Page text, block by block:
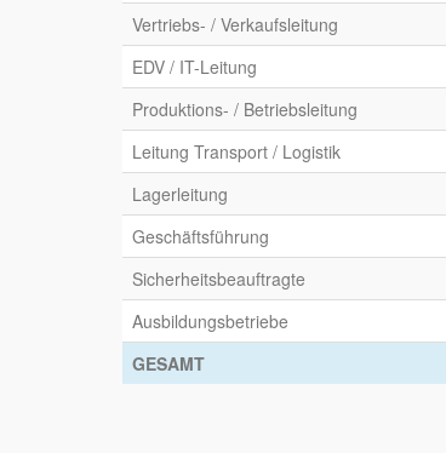
GESAMT
Vertriebs- / Verkaufsleitung
EDV / IT-Leitung
Produktions- / Betriebsleitung
Leitung Transport / Logistik
Lagerleitung
Geschäftsführung
Sicherheitsbeauftragte
Ausbildungsbetriebe